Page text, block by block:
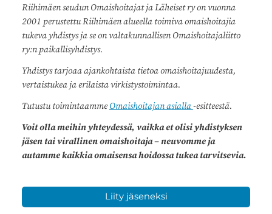
Riihimäen seudun Omaishoitajat ja Läheiset ry on vuonna
2001 perustettu Riihimäen alueella toimiva omaishoitajia
tukeva yhdistys ja se on valtakunnallisen Omaishoitajaliitto
ry:n paikallisyhdistys.
Yhdistys tarjoaa ajankohtaista tietoa omaishoitajuudesta,
vertaistukea ja erilaista virkistystoimintaa.
Tutustu toimintaamme Omaishoitajan asialla-esitteestä.
Voit olla meihin yhteydessä, vaikka et olisi yhdistyksen
jäsen tai virallinen omaishoitaja – neuvomme ja
autamme kaikkia omaisensa hoidossa tukea tarvitsevia.
Liity jäseneksi